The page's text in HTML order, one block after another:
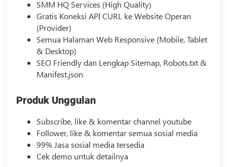
SMM HQ Services (High Quality)
Gratis Koneksi API CURL ke Website Operan
(Provider)
Semua Halaman Web Responsive (Mobile, Tablet
& Desktop)
SEO Friendly dan Lengkap Sitemap, Robots.txt &
Manifest.json
Produk Unggulan
Subscribe, like & komentar channel youtube
Follower, like & komentar semua sosial media
99% Jasa sosial media tersedia
Cek demo untuk detailnya